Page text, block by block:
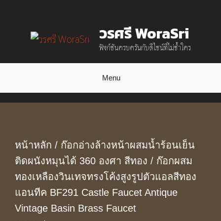
วรศรี WoraSri
ฟังก์ชันครบครันกับดีไซน์ที่ไม่ซ้ำใคร
Menu
หน้าหลัก / ก๊อกอ่างล้างหน้าผสมน้ำร้อนเย็น
ติดผนังหมุนได้ 360 องศา สีทอง / ก๊อกผสม
ทองเหลืองวินเทจทรงโค้งสูงรูปตัวแอลสีทอง
แอนทีค BF291 Castle Faucet Antique
Vintage Basin Brass Faucet